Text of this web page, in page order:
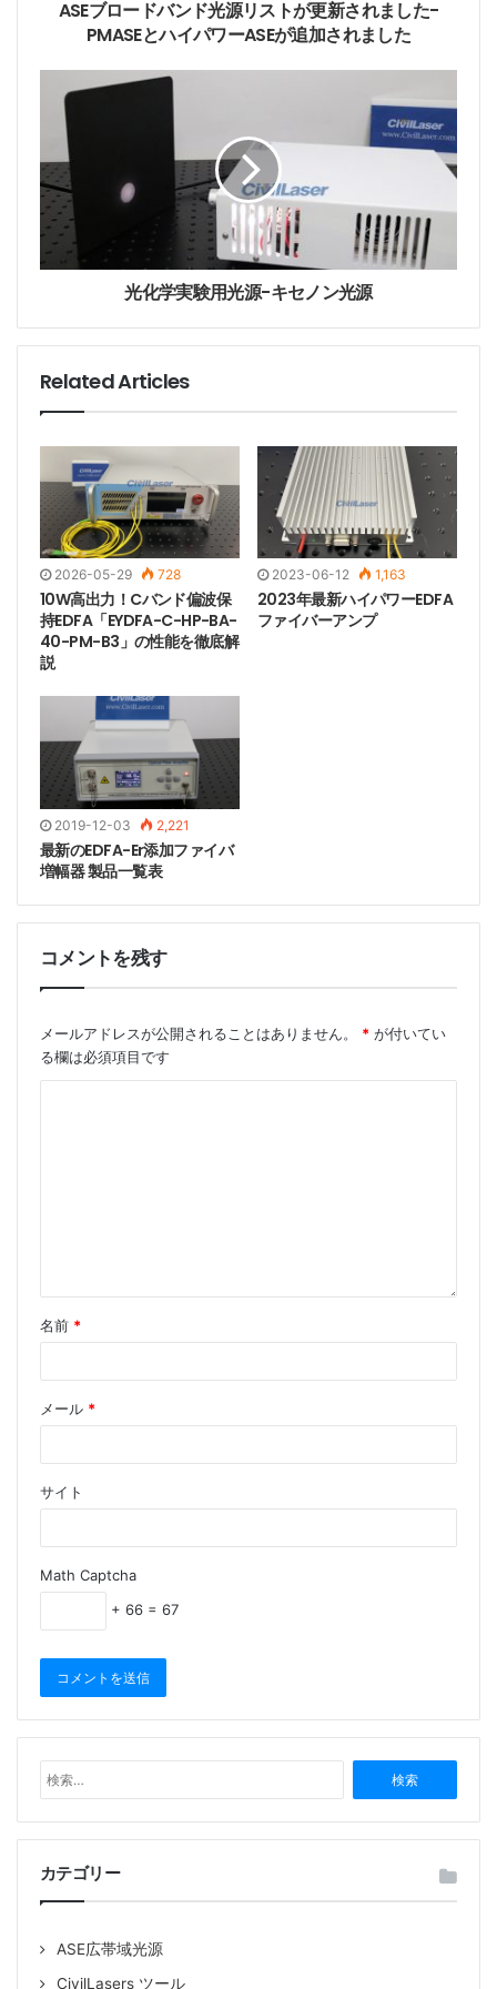
EYDFA-HP-C-BA-35-SM
EYDFA-HP-C-BA-37-SM
EYDFA-HP-C-BA-40-SM
EDFA C-Band
SM(Mic LA GF)
EDFA: Erbium-doped Fiber Amplifier,Er添加光ファイ
バ増幅器, エルビウム添加光ファイバ増幅器
C-Band: 1530~1565nm,Cバンド
SM: Single Mode Fiber,シングルモード光ファイバー
LA: In-Line Amplifier, EDFA Line Amplifier, ラインアン
プ
GF: Gain Flattened EDFA, Gain flatness of EDFA, 利得
平坦化 EDFA
EDFA-C-BA-10-SM-Mic
EDFA-C-BA-13-SM-Mic
EDFA-C-BA-17-SM-Mic
EDFA-C-BA-20-SM-Mic
EDFA-C-LA-13-SM
EDFA-C-LA-17-SM
EDFA-C-LA-20-SM
EDFA-BA-GF-17-SM
EDFA-BA-GF-25-SM
EDFA C-Band PM
(PA BA HP)
EDFA: Erbium-doped Fiber Amplifier,Er添加光ファイ
バ増幅器, エルビウム添加光ファイバ増幅器
C-Band: 1530~1565nm,Cバンド
PM: PM Fiber, Polarization-maintaining optical fiber,
PA: Pre-Amplifier, プリアンプ
BA: Booster Amplifier, パワーアンプ
ASEブロードバンド光源リストが更新されました-
PMASEとハイパワーASEが追加されました
光化学実験用光源-キセノン光源
Related Articles
2026-05-29 728
10W高出力！Cバンド偏波保
持EDFA「EYDFA-C-HP-BA-
40-PM-B3」の性能を徹底解
説
2023-06-12 1,163
2023年最新ハイパワーEDFA
ファイバーアンプ
2019-12-03 2,221
最新のEDFA-Er添加ファイバ
増幅器 製品一覧表
コメントを残す
メールアドレスが公開されることはありません。 * が付いてい
る欄は必須項目です
名前 *
メール *
サイト
Math Captcha
+ 66 = 67
索
:
カテゴリー
ASE広帯域光源
CivilLasers ツール